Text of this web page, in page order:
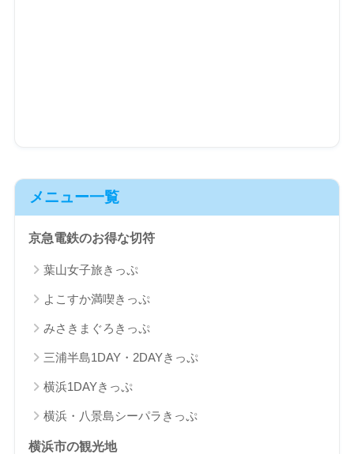
メニュー一覧
京急電鉄のお得な切符
葉山女子旅きっぷ
よこすか満喫きっぷ
みさきまぐろきっぷ
三浦半島1DAY・2DAYきっぷ
横浜1DAYきっぷ
横浜・八景島シーパラきっぷ
横浜市の観光地